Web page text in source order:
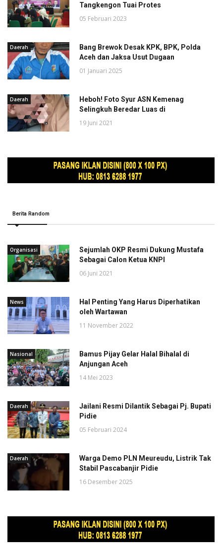
Tangkengon Tuai Protes
05 Februari 2023
Daerah
Bang Brewok Desak KPK, BPK, Polda
Aceh dan Jaksa Usut Dugaan
01 Januari 2025
Daerah
Heboh! Foto Syur ASN Kemenag
Selingkuh Beredar Luas di
19 Juni 2021
Berita Random
Organisasi
Sejumlah OKP Resmi Dukung Mustafa
Sebagai Calon Ketua KNPI
06 Juni 2021
News
Hal Penting Yang Harus Diperhatikan
oleh Wartawan
11 November 2022
Nasional
Bamus Pijay Gelar Halal Bihalal di
Anjungan Aceh
14 Mei 2023
Daerah
Jailani Resmi Dilantik Sebagai Pj. Bupati
Pidie
05 Februari 2024
Daerah
Warga Demo PLN Meureudu, Listrik Tak
Stabil Pascabanjir Pidie
16 Desember 2025